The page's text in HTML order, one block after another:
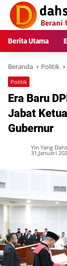
Langsung
konten
Berita Utama
Beranda Politik
Politik
Era Baru
Jabat
Gubernur
Yin Yang
31,Januari